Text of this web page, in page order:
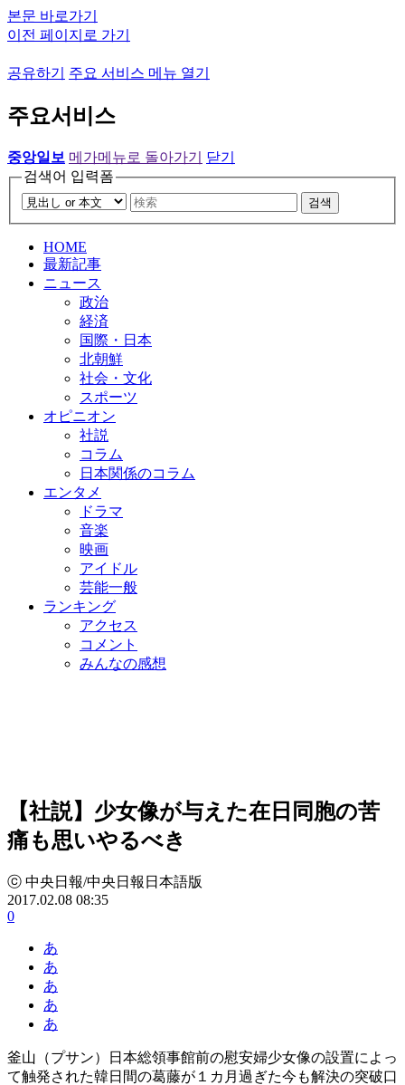
본문 바로가기
이전 페이지로 가기
공유하기 주요 서비스 메뉴 열기
주요서비스
중앙일보 메가메뉴로 돌아가기
닫기
검색어 입력폼
검색
HOME
最新記事
ニュース
政治
経済
国際・日本
北朝鮮
社会・文化
スポーツ
オピニオン
社説
コラム
日本関係のコラム
エンタメ
ドラマ
音楽
映画
アイドル
芸能一般
ランキング
アクセス
コメント
みんなの感想
【社説】少女像が与えた在日同胞の苦
痛も思いやるべき
ⓒ 中央日報/中央日報日本語版
2017.02.08 08:35
0
あ
あ
あ
あ
あ
釜山（プサン）日本総領事館前の慰安婦少女像の設置によっ
て触発された韓日間の葛藤が１カ月過ぎた今も解決の突破口